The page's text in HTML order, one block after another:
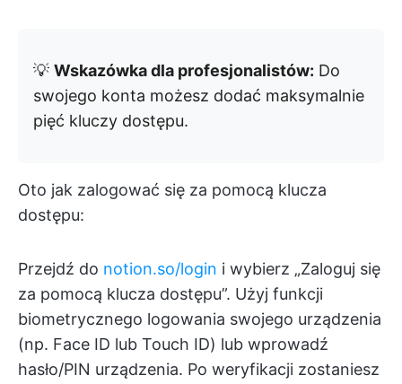
💡 Wskazówka dla profesjonalistów: Do
swojego konta możesz dodać maksymalnie
pięć kluczy dostępu.
Oto jak zalogować się za pomocą klucza
dostępu:
Przejdź do notion.so/login i wybierz „Zaloguj się
za pomocą klucza dostępu”. Użyj funkcji
biometrycznego logowania swojego urządzenia
(np. Face ID lub Touch ID) lub wprowadź
hasło/PIN urządzenia. Po weryfikacji zostaniesz